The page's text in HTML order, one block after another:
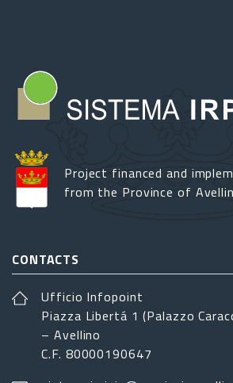
Project financed and
from the Province of
CONTACTS
Ufficio Infopoint
Piazza Libertá 1 (Palazzo
– Avellino
C.F. 80000190647